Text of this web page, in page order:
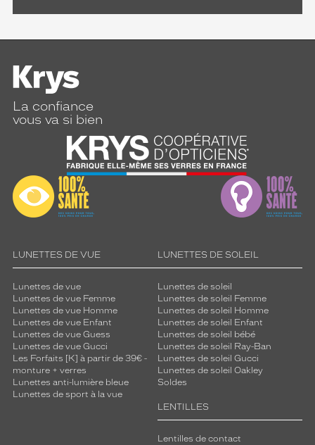
La confiance
vous va si bien
LUNETTES DE VUE
Lunettes de vue
Lunettes de vue Femme
Lunettes de vue Homme
Lunettes de vue Enfant
Lunettes de vue Guess
Lunettes de vue Gucci
Les Forfaits [K] à partir de 39€ -
monture + verres
Lunettes anti-lumière bleue
Lunettes de sport à la vue
LUNETTES DE SOLEIL
Lunettes de soleil
Lunettes de soleil Femme
Lunettes de soleil Homme
Lunettes de soleil Enfant
Lunettes de soleil bébé
Lunettes de soleil Ray-Ban
Lunettes de soleil Gucci
Lunettes de soleil Oakley
Soldes
LENTILLES
Lentilles de contact